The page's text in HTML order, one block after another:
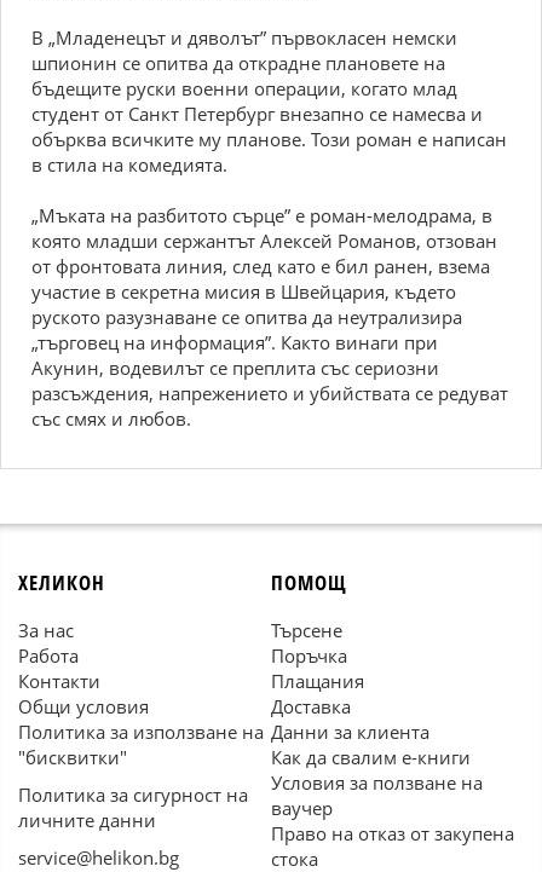
В „Младенецът и дяволът” първокласен немски
шпионин се опитва да открадне плановете на
бъдещите руски военни операции, когато млад
студент от Санкт Петербург внезапно се намесва и
обърква всичките му планове. Този роман е написан
в стила на комедията.
„Мъката на разбитото сърце” е роман-мелодрама, в
която младши сержантът Алексей Романов, отзован
от фронтовата линия, след като е бил ранен, взема
участие в секретна мисия в Швейцария, където
руското разузнаване се опитва да неутрализира
„търговец на информация”. Както винаги при
Акунин, водевилът се преплита със сериозни
разсъждения, напрежението и убийствата се редуват
със смях и любов.
ХЕЛИКОН
За нас
Работа
Контакти
Общи условия
Политика за използване на
"бисквитки"
Политика за сигурност на
личните данни
service@helikon.bg
ПОМОЩ
Търсене
Поръчка
Плащания
Доставка
Данни за клиента
Как да свалим е-книги
Условия за ползване на
ваучер
Право на отказ от закупена
стока